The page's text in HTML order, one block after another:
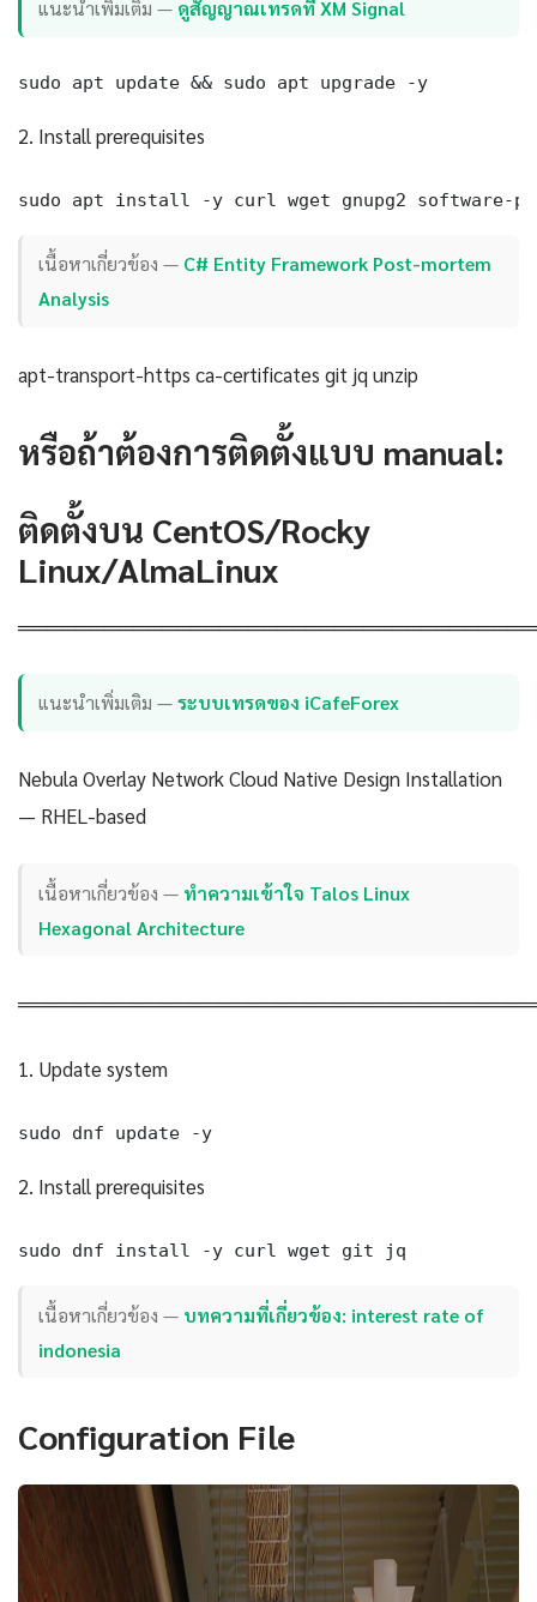
แนะนำเพิ่มเติม — ดูสัญญาณเทรดที่ XM Signal
sudo apt update && sudo apt upgrade -y
2. Install prerequisites
sudo apt install -y curl wget gnupg2 software-
เนื้อหาเกี่ยวข้อง — C# Entity Framework Post-mortem
Analysis
apt-transport-https ca-certificates git jq unzip
หรือถ้าต้องการติดตั้งแบบ manual:
ติดตั้งบน CentOS/Rocky
Linux/AlmaLinux
แนะนำเพิ่มเติม —ระบบเทรดของ iCafeForex
Nebula Overlay Network Cloud Native Design Installation
— RHEL-based
เนื้อหาเกี่ยวข้อง — ทำความเข้าใจ Talos Linux
Hexagonal Architecture
1. Update system
sudo dnf update -y
2. Install prerequisites
sudo dnf install -y curl wget git jq
เนื้อหาเกี่ยวข้อง — บทความที่เกี่ยวข้อง: interest rate of
indonesia
Configuration File